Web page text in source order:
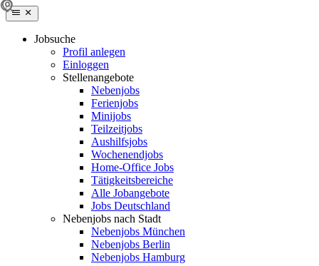
Jobsuche
Profil anlegen
Einloggen
Stellenangebote
Nebenjobs
Ferienjobs
Minijobs
Teilzeitjobs
Aushilfsjobs
Wochenendjobs
Home-Office Jobs
Tätigkeitsbereiche
Alle Jobangebote
Jobs Deutschland
Nebenjobs nach Stadt
Nebenjobs München
Nebenjobs Berlin
Nebenjobs Hamburg